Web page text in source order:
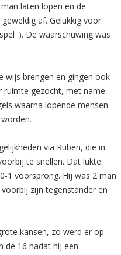
laten lopen en de
af. Gelukkig voor
:). De waarschuwing was
wijs brengen en gingen ook
ruimte gezocht, met name
waarna lopende mensen
via Ruben, die in
te snellen. Dat lukte
1 voorsprong. Hij was 2 man
zijn tegenstander en
kansen, zo werd er op
de 16 nadat hij een